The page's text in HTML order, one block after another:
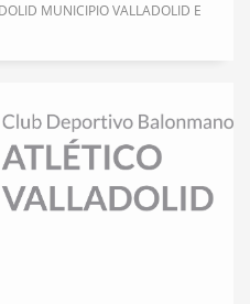
MUNICIPIO VALLADOLID E